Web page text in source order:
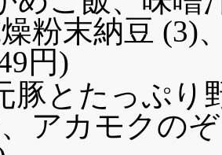
粉末納豆 (3)
円)
豚とたっぷり
アカモクの